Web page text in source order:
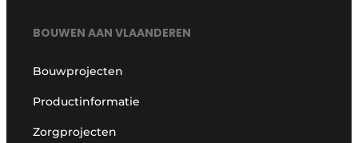
BOUWEN AAN VLAANDEREN
Bouwprojecten
Productinformatie
Zorgprojecten